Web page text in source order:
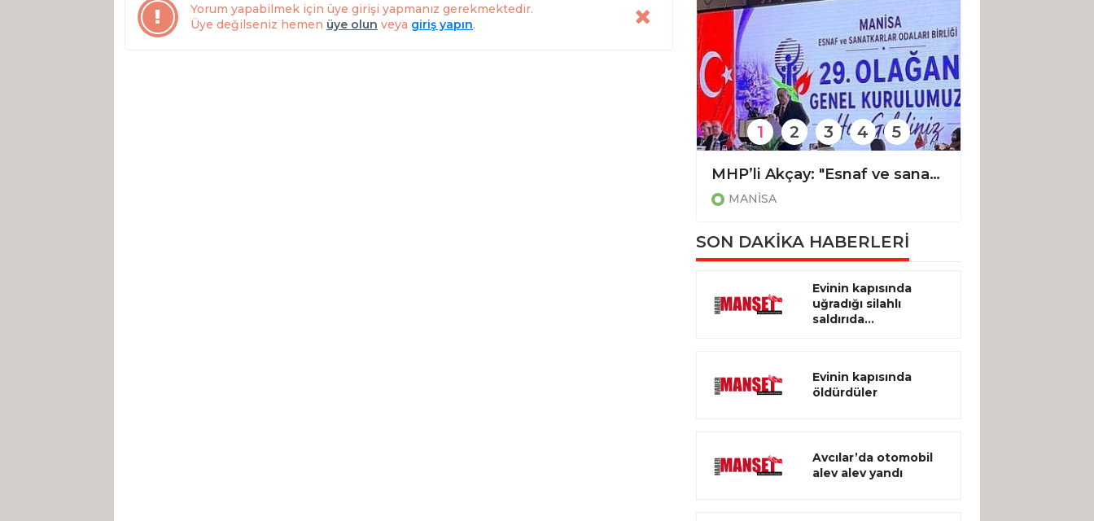
Yorum yapabilmek için üye girişi yapmanız gerekmektedir.
Üye değilseniz hemen üye olun veya giriş yapın.
MHP’li Akçay: "Esnaf ve sanatkarlarımızın kredilere erişimi kolaylaştırılmalıdır"
MANİSA
1 2 3 4 5
SON DAKİKA HABERLERİ
Evinin kapısında
uğradığı silahlı
saldırıda...
Evinin kapısında
öldürdüler
Avcılar’da otomobil
alev alev yandı